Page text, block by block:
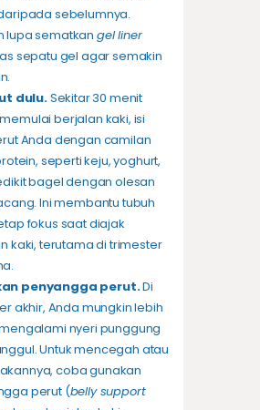
sebelumnya.
lupa sematkan gel liner
sepatu gel agar semakin
dulu.Sekitar 30 menit
berjalan kaki, isi
Anda dengan camilan
seperti keju, yoghurt,
bagel dengan olesan
Ini membantu tubuh
fokus saat diajak
kaki, terutama di trimester
penyangga perut.Di
akhir, Anda mungkin lebih
nyeri punggung
Untuk mencegah atau
coba gunakan
perut (belly support